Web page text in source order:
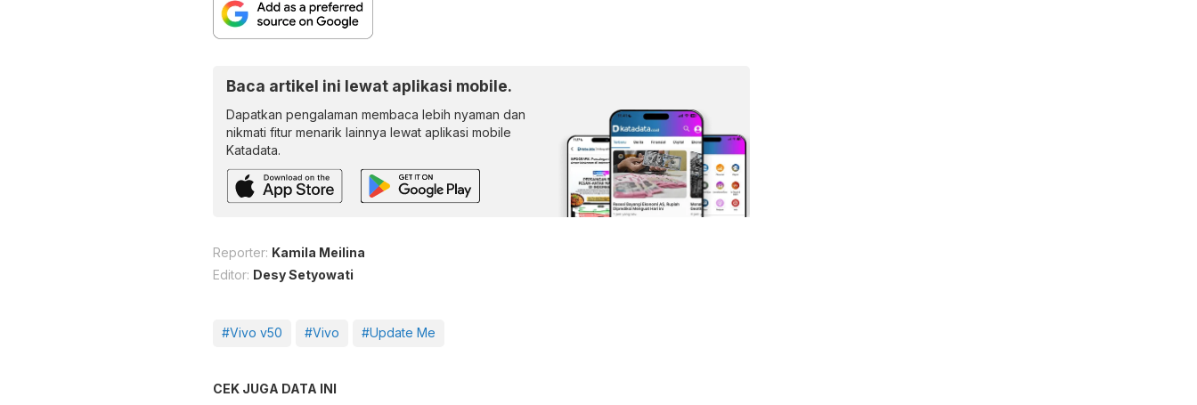
Baca artikel ini lewat aplikasi mobile.
Dapatkan pengalaman membaca lebih nyaman dan
nikmati fitur menarik lainnya lewat aplikasi mobile
Katadata.
Reporter: Kamila Meilina
Editor: Desy Setyowati
#Vivo v50 #Vivo #Update Me
CEK JUGA DATA INI